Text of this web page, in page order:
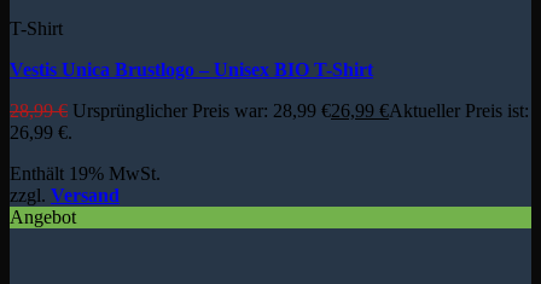
T-Shirt
Vestis Unica Brustlogo – Unisex BIO T-Shirt
28,99€ Ursprünglicher Preis war: 28,99 €26,99 €Aktueller Preis ist:
26,99 €.
Enthält 19% MwSt.
zzgl. Versand
Angebot